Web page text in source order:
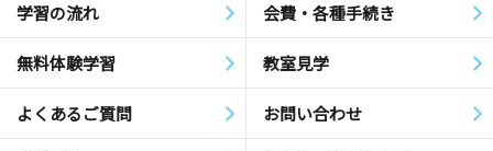
学習の流れ 会費・各種手続き
無料体験学習 教室見学
よくあるご質問 お問い合わせ